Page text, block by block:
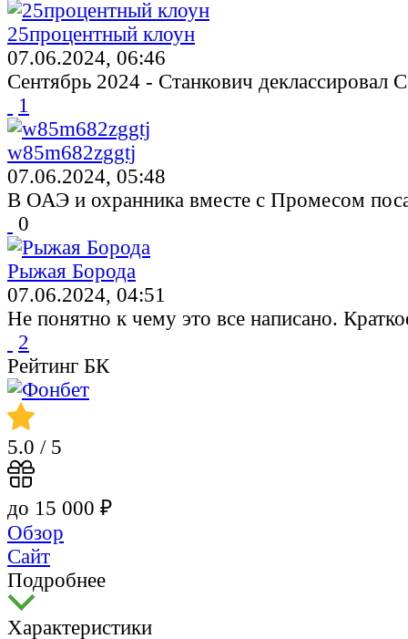
25процентный клоун
07.06.2024, 06:46
Сентябрь 2024 - Станкович деклассировал
1
w85m682zggtj
07.06.2024, 05:48
В ОАЭ и охранника вместе с Промесом
0
Рыжая Борода
07.06.2024, 04:51
Не понятно к чему это все написано.
2
Рейтинг БК
5.0 / 5
до 15 000 ₽
Обзор
Сайт
Подробнее
Характеристики